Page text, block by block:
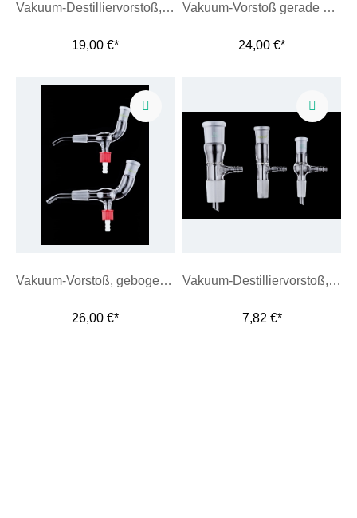
Vakuum-Destilliervorstoß, gebogene Form
19,00 €*
Vakuum-Vorstoß gerade Form
24,00 €*
Vakuum-Vorstoß, gebogene Form
26,00 €*
Vakuum-Destilliervorstoß, gerade Form
7,82 €*